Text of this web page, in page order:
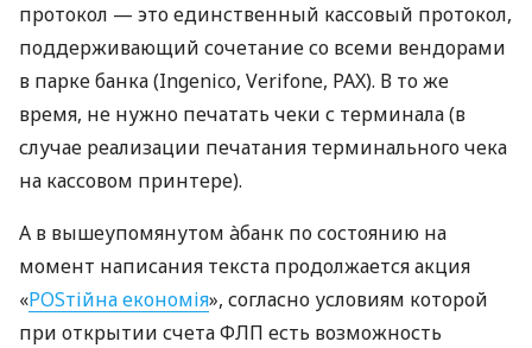
протокол — это единственный кассовый протокол,
поддерживающий сочетание со всеми вендорами
в парке банка (Ingenico, Verifone, PAX). В то же
время, не нужно печатать чеки с терминала (в
случае реализации печатания терминального чека
на кассовом принтере).
А в вышеупомянутом àбанк по состоянию на
момент написания текста продолжается акция
«POSтійна економія», согласно условиям которой
при открытии счета ФЛП есть возможность